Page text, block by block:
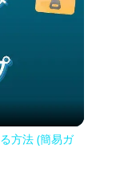
方法 (簡易ガ